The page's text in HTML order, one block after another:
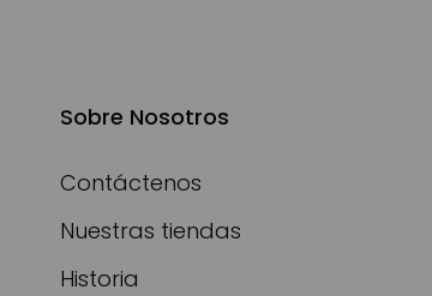
Sobre Nosotros
Contáctenos
Nuestras tiendas
Historia